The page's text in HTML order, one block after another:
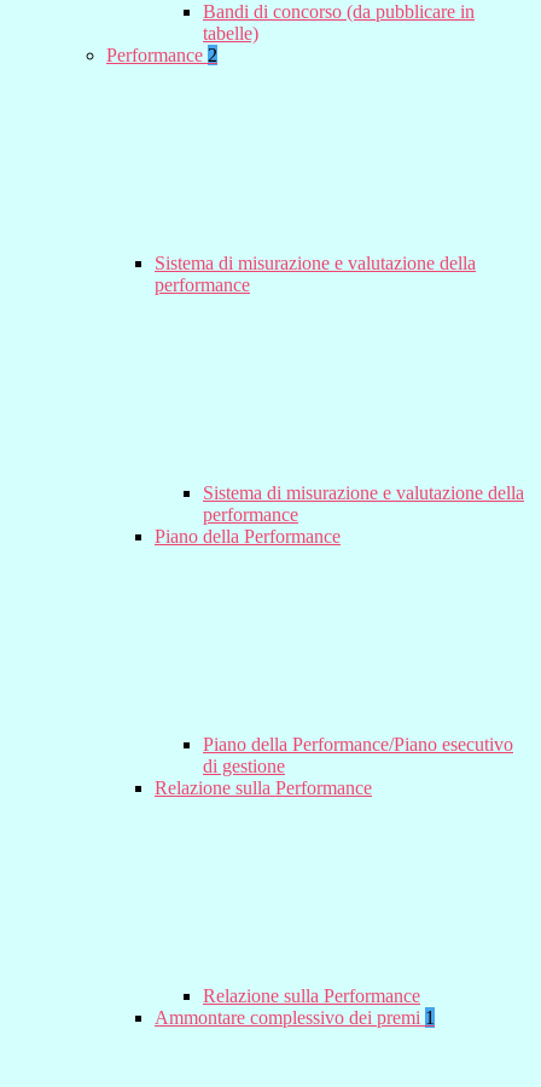
Bandi di concorso (da pubblicare in
tabelle)
Performance 2
Sistema di misurazione e valutazione della
performance
Sistema di misurazione e valutazione della
performance
Piano della Performance
Piano della Performance/Piano esecutivo
di gestione
Relazione sulla Performance
Relazione sulla Performance
Ammontare complessivo dei premi 1